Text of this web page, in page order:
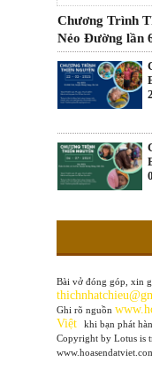
Chương Trình
Nẻo Đường lần
Bài vở đóng góp, xin
Ghi rõ nguồn www
Việt
khi bạn phát
Copyright by Lotus is